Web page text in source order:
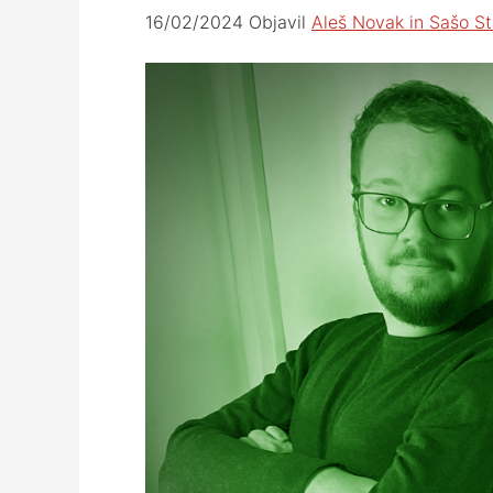
16/02/2024 Objavil Aleš Novak in Sašo